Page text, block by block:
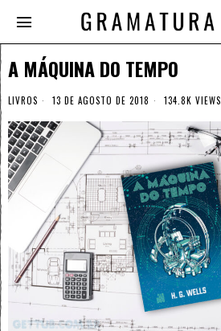
A MÁQUINA DO TEMPO
LIVROS 13 DE AGOSTO DE 2018 134.8K VIEWS